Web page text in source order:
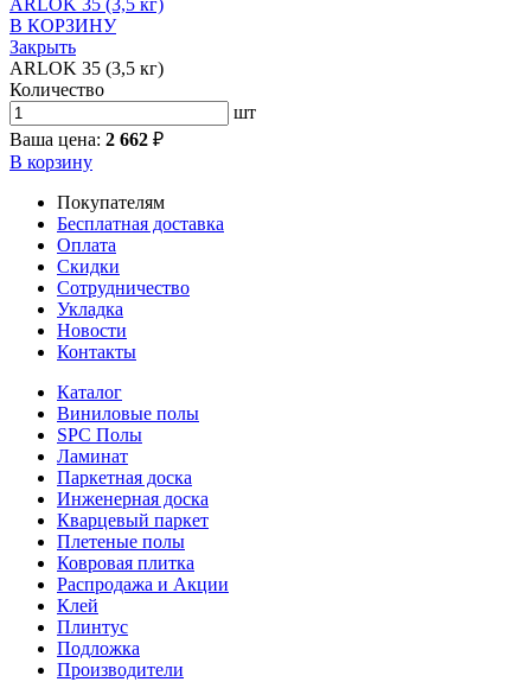
ARLOK 35 (3,5 кг)
В КОРЗИНУ
Закрыть
ARLOK 35 (3,5 кг)
Количество
шт
Ваша цена: 2 662 ₽
В корзину
Покупателям
Бесплатная доставка
Оплата
Скидки
Сотрудничество
Укладка
Новости
Контакты
Каталог
Виниловые полы
SPC Полы
Ламинат
Паркетная доска
Инженерная доска
Кварцевый паркет
Плетеные полы
Ковровая плитка
Распродажа и Акции
Клей
Плинтус
Подложка
Производители